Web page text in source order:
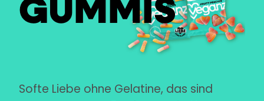
GUMMIS
Softe Liebe ohne Gelatine, das sind